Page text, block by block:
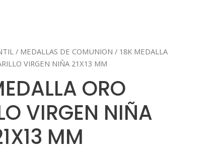
/ MEDALLAS DE COMUNION / 18K MEDALLA
VIRGEN NIÑA 21X13 MM
ORO
VIRGEN NIÑA
MM